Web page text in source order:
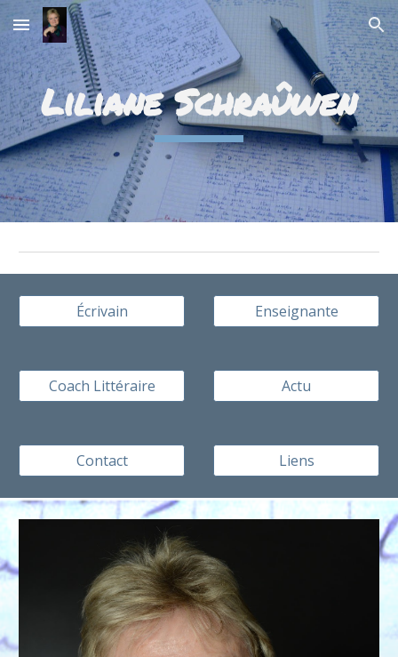
Skip to main content Skip to navigation
Liliane Schraûwen
Écrivain Enseignante
Coach Littéraire Actu
Contact Liens